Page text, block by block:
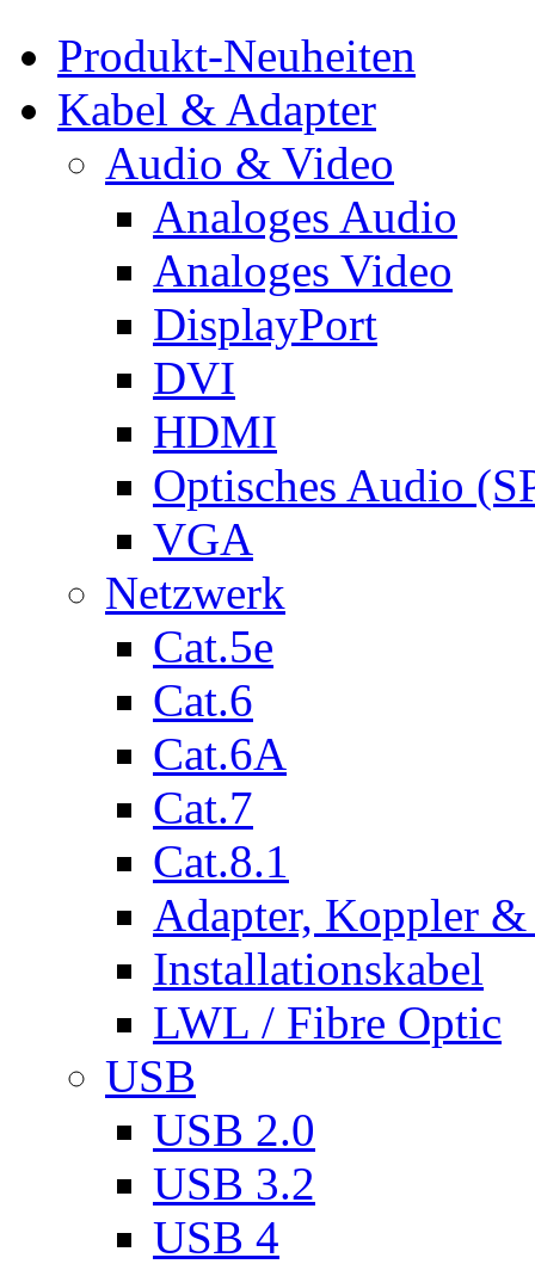
Produkt-Neuheiten
Kabel & Adapter
Audio & Video
Analoges Audio
Analoges Video
DisplayPort
DVI
HDMI
Optisches Audio
VGA
Netzwerk
Cat.5e
Cat.6
Cat.6A
Cat.7
Cat.8.1
Adapter, Koppler &
Installationskabel
LWL / Fibre Optic
USB
USB 2.0
USB 3.2
USB 4